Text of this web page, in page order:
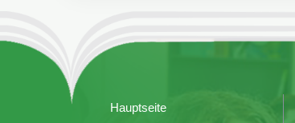
Hauptseite